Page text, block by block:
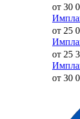
от 30
от 25
от 25
от 30